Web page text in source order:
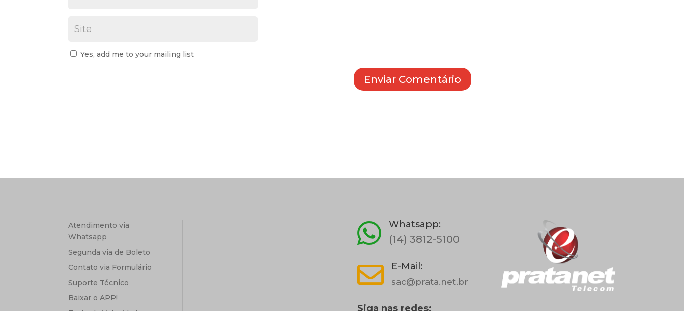
Yes, add me to your mailing list
Atendimento via
Whatsapp
Segunda via de Boleto
Contato via Formulário
Suporte Técnico
Baixar o APP!
 Whatsapp:
(14) 3812-5100
 E-Mail:
sac@prata.net.br
Siga nas redes: